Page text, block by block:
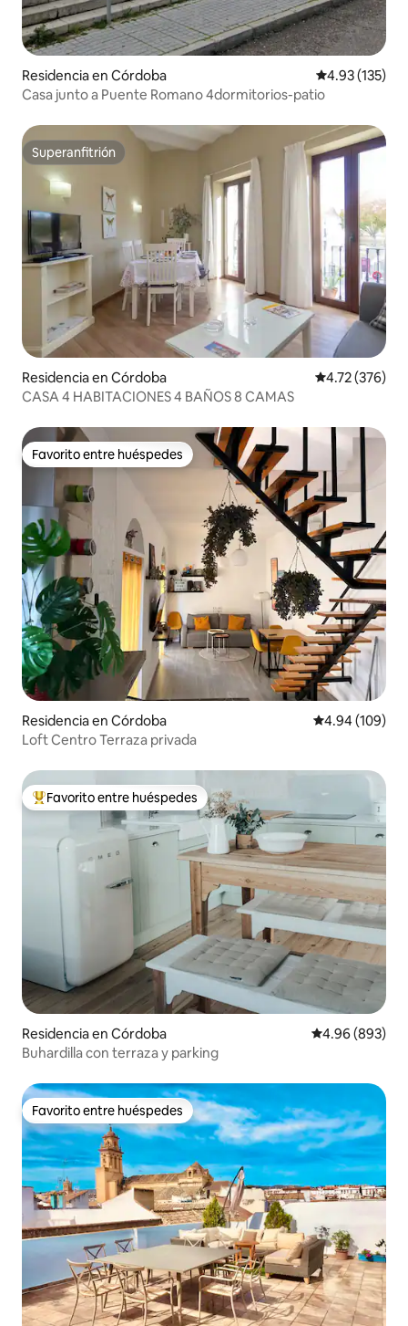
Residencia en Córdoba Calificación
4.93 (135)
Casa junto a Puente Romano 4dormitorios-patio
Superanfitrión
Superanfitrión
Residencia en Córdoba Calificación
4.72 (376)
CASA 4 HABITACIONES 4 BAÑOS 8 CAMAS
Favorito entre huéspedes
Favorito entre huéspedes
Residencia en Córdoba Calificación
4.94 (109)
Loft Centro Terraza privada
De los mejores en Favorito entre huéspedes
Favorito entre huéspedes
Residencia en Córdoba Calificación
4.96 (893)
Buhardilla con terraza y parking
Favorito entre huéspedes
Favorito entre huéspedes